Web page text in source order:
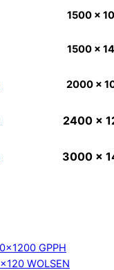
1500 x
1500 x
2000 x
2400 x
3000 x